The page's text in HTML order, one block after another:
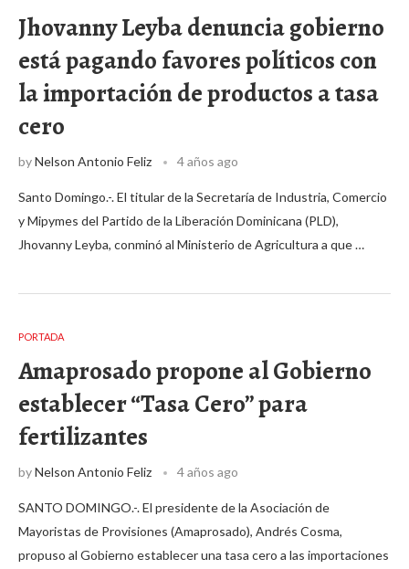
Jhovanny Leyba denuncia gobierno
está pagando favores políticos con
la importación de productos a tasa
cero
byNelson Antonio Feliz 4 años ago
Santo Domingo.-. El titular de la Secretaría de Industria, Comercio
y Mipymes del Partido de la Liberación Dominicana (PLD),
Jhovanny Leyba, conminó al Ministerio de Agricultura a que …
PORTADA
Amaprosado propone al Gobierno
establecer “Tasa Cero” para
fertilizantes
byNelson Antonio Feliz 4 años ago
SANTO DOMINGO.-. El presidente de la Asociación de
Mayoristas de Provisiones (Amaprosado), Andrés Cosma,
propuso al Gobierno establecer una tasa cero a las importaciones